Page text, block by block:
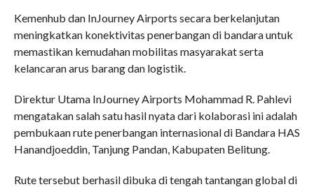
Kemenhub dan InJourney Airports secara berkelanjutan
meningkatkan konektivitas penerbangan di bandara untuk
memastikan kemudahan mobilitas masyarakat serta
kelancaran arus barang dan logistik.
Direktur Utama InJourney Airports Mohammad R. Pahlevi
mengatakan salah satu hasil nyata dari kolaborasi ini adalah
pembukaan rute penerbangan internasional di Bandara HAS
Hanandjoeddin, Tanjung Pandan, Kabupaten Belitung.
Rute tersebut berhasil dibuka di tengah tantangan global di